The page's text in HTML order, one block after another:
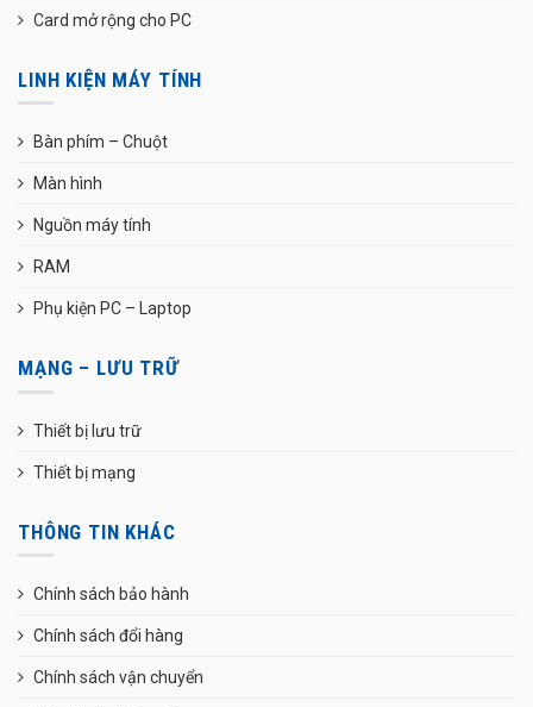
Card mở rộng cho PC
LINH KIỆN MÁY TÍNH
Bàn phím – Chuột
Màn hình
Nguồn máy tính
RAM
Phụ kiện PC – Laptop
MẠNG – LƯU TRỮ
Thiết bị lưu trữ
Thiết bị mạng
THÔNG TIN KHÁC
Chính sách bảo hành
Chính sách đổi hàng
Chính sách vận chuyển